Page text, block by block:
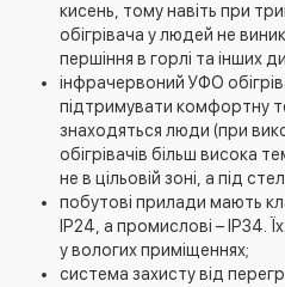
кисень, тому навіть при
обігрівача у людей не
першіння в горлі та інших
інфрачервоний УФО
підтримувати комфортну
знаходяться люди (при
обігрівачів більш висока
не в цільовій зоні, а під
побутові прилади мають
IP24, а промислові – IP34.
у вологих приміщеннях;
система захисту від